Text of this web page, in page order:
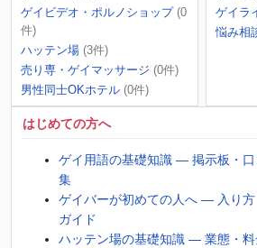
ゲイビデオ・ポルノショップ (0
件)
ハッテン場 (3件)
売り専・ゲイマッサージ (0件)
男性同士OKホテル (0件)
ゲイラ
悩み相
はじめての方へ
ゲイ用語の基礎知識 ― 掲示板・
集
ゲイバーが初めての人へ ― 入り
ガイド
ハッテン場の基礎知識 ― 業態・